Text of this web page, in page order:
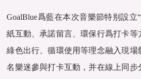
GoalBlue爲藍在本次音樂節特别設立
紙互動、承諾留言、環保行爲打卡等
綠色出行、循環使用等理念融入現
名樂迷參與打卡互動，并在線上同